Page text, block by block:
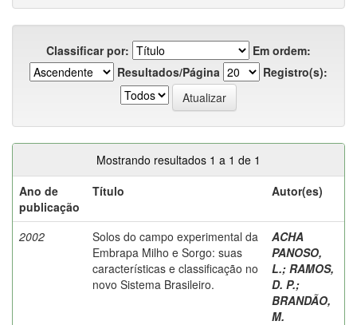
Classificar por:
Em ordem:
Resultados/Página
Registro(s):
Mostrando resultados 1 a 1 de 1
Ano de
publicação
Título Autor(es)
2002
Solos do campo experimental da
Embrapa Milho e Sorgo: suas
características e classificação no
novo Sistema Brasileiro.
ACHA
PANOSO,
L.; RAMOS,
D. P.;
BRANDÃO,
M.